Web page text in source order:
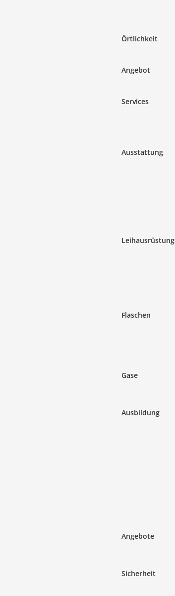
Örtlichkeit
Angebot
Services
Ausstattung
Leihausrüstung
Flaschen
Gase
Ausbildung
Angebote
Sicherheit